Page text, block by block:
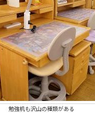
勉強机も沢山の種類がある